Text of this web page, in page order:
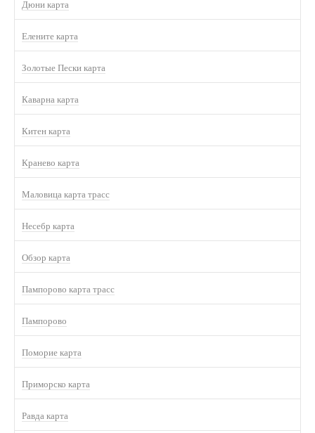
Дюни карта
Елените карта
Золотые Пески карта
Каварна карта
Китен карта
Кранево карта
Маловица карта трасс
Несебр карта
Обзор карта
Пампорово карта трасс
Пампорово
Поморие карта
Приморско карта
Равда карта